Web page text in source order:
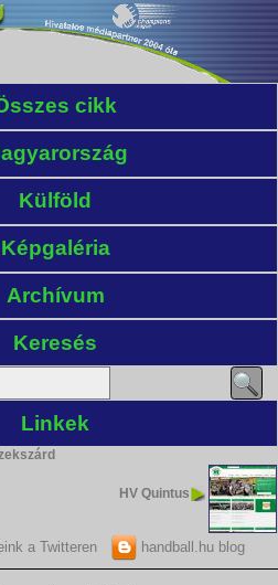
cikk
Külföld
Képgaléria
Archívum
Keresés
Linkek
HV Quintus
a Twitteren handball.hu blog